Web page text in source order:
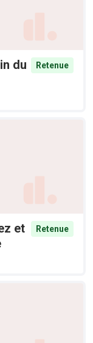
du
Retenue
et
Retenue